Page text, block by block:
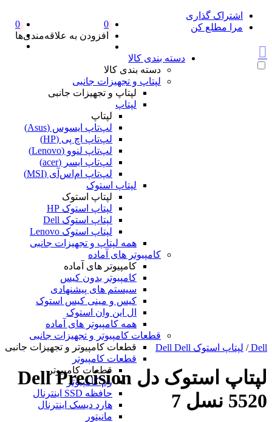
اشتراک گذاری
مرا مطلع کن
0
افزودن به علاقه‌مندی‌ها
0
دسته بندی کالا
دسته بندی کالا
لپتاپ و تجهیزات جانبی
لپتاپ و تجهیزات جانبی
لپتاپ
لپتاپ
لپ‌تاپ ایسوس (Asus)
لپ‌تاپ اچ پی (HP)
لپ‌تاپ لنوو (Lenovo)
لپ‌تاپ ایسر (acer)
لپ‌تاپ ام‌اس‌آی (MSI)
لپتاپ استوک
لپتاپ استوک
لپتاپ استوک HP
لپتاپ استوک Dell
لپتاپ استوک Lenovo
همه لپتاپ و تجهیزات جانبی
کامپیوتر های آماده
کامپیوتر های آماده
کامپیوتر بدون کیس
سیستم های پیشنهادی
کیس و مینی کیس استوک
ال این وان استوک
همه کامپیوتر های آماده
قطعات کامپیوتر و تجهیزات جانبی
قطعات کامپیوتر و تجهیزات جانبی
قطعات کامپیوتر
قطعات کامپیوتر
رم کامپیوتر
حافظه SSD اینترنال
هارد دیسک اینترنال
مانیتور
Dell
/ لپتاپ استوک Dell Dell
لپتاپ استوک دل Dell Precision
5520 نسل 7